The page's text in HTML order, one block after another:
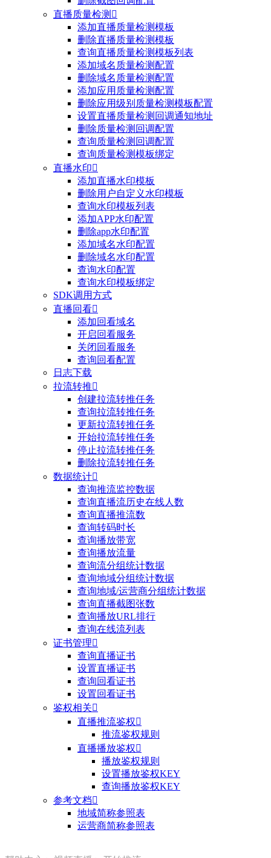
直播质量检测 
添加直播质量检测模板
删除直播质量检测模板
查询直播质量检测模板列表
添加域名质量检测配置
删除域名质量检测配置
添加应用质量检测配置
删除应用级别质量检测模板配置
设置直播质量检测回调通知地址
删除质量检测回调配置
查询质量检测回调配置
查询质量检测模板绑定
直播水印
添加直播水印模板
删除用户自定义水印模板
查询水印模板列表
添加APP水印配置
删除app水印配置
添加域名水印配置
删除域名水印配置
查询水印配置
查询水印模板绑定
SDK调用方式
直播回看
添加回看域名
开启回看服务
关闭回看服务
查询回看配置
日志下载
拉流转推
创建拉流转推任务
查询拉流转推任务
更新拉流转推任务
开始拉流转推任务
停止拉流转推任务
删除拉流转推任务
数据统计
查询推流监控数据
查询直播流历史在线人数
查询直播推流数
查询转码时长
查询播放带宽
查询播放流量
查询流分组统计数据
查询地域分组统计数据
查询地域/运营商分组统计数据
查询直播截图张数
查询播放URL排行
查询在线流列表
证书管理
查询直播证书
设置直播证书
查询回看证书
设置回看证书
鉴权相关
直播推流鉴权
推流鉴权规则
直播播放鉴权
播放鉴权规则
设置播放鉴权KEY
查询播放鉴权KEY
参考文档
地域简称参照表
运营商简称参照表